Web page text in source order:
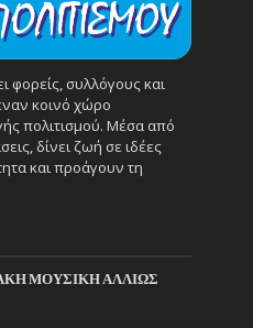
φορείς, συλλόγους και
κοινό χώρο
πολιτισμού. Μέσα από
δίνει ζωή σε ιδέες
και προάγουν τη
ΜΟΥΣΙΚΗ ΑΛΛΙΩΣ